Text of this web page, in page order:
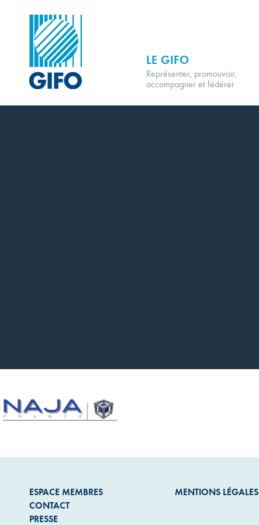
LE GIFO
Représenter, promouvoir,
accompagner et fédérer
ESPACE MEMBRES
CONTACT
PRESSE
MENTIONS LÉGALES